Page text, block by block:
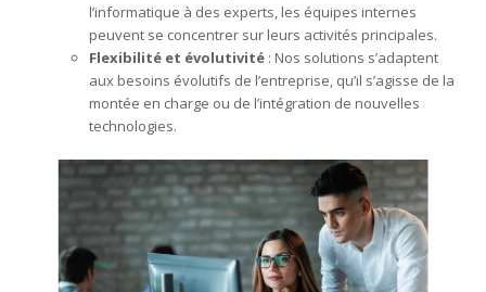
l’informatique à des experts, les équipes internes
peuvent se concentrer sur leurs activités principales.
Flexibilité et évolutivité : Nos solutions s’adaptent
aux besoins évolutifs de l’entreprise, qu’il s’agisse de la
montée en charge ou de l’intégration de nouvelles
technologies.